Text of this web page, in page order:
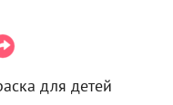
для детей